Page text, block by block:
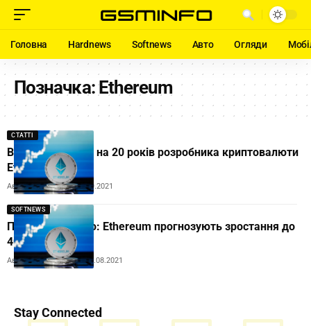
Головна Hardnews Softnews Авто Огляди
Позначка:Ethereum
СТАТТІ
В США посадять на 20 років розробника криптовалюти
Ethereum
Автор:Ihor Tolubyak29.09.2021
SOFTNEWS
Пора за криптою: Ethereum прогнозують зростання до
40 000 доларів
Автор:Andrew Orobets19.08.2021
Stay Connected